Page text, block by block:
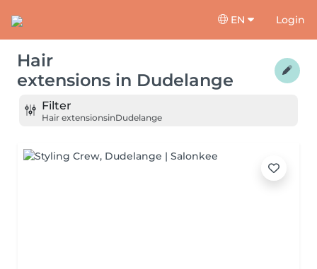
EN Login
Hair
extensions in Dudelange
Filter
Hair extensionsinDudelange